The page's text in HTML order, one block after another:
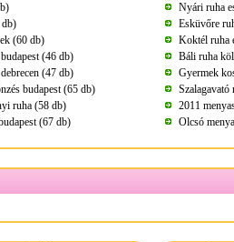
Nyári ruha
db)
Esküvőre
(60 db)
Koktél ruha
(46 db)
Báli ruha
(47 db)
Gyermek
budapest (65 db)
Szalagavató
ruha (58 db)
2011
(67 db)
Olcsó